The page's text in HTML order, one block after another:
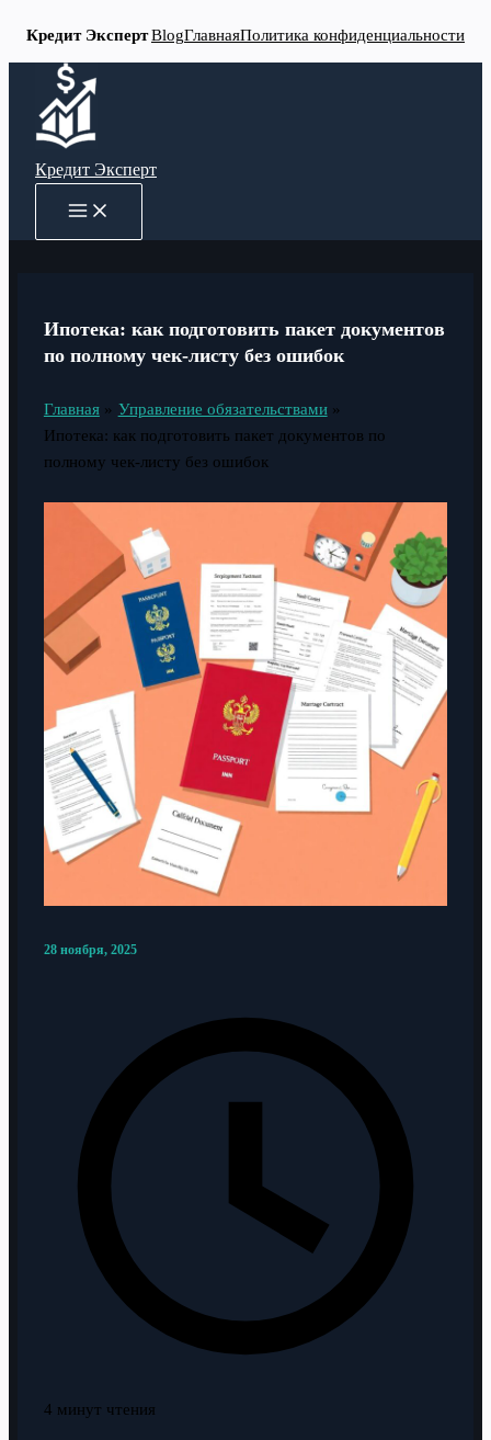
Кредит ЭкспертBlogГлавнаяПолитика конфиденциальности
Перейти
содержимому
Кредит Эксперт
MAIN
MENU
Ипотека: как подготовить пакет документов
по полному чек-листу без ошибок
Главная
Управление обязательствами
Ипотека: как подготовить пакет документов по
полному чек-листу без ошибок
28 ноября, 2025
4 минут чтения